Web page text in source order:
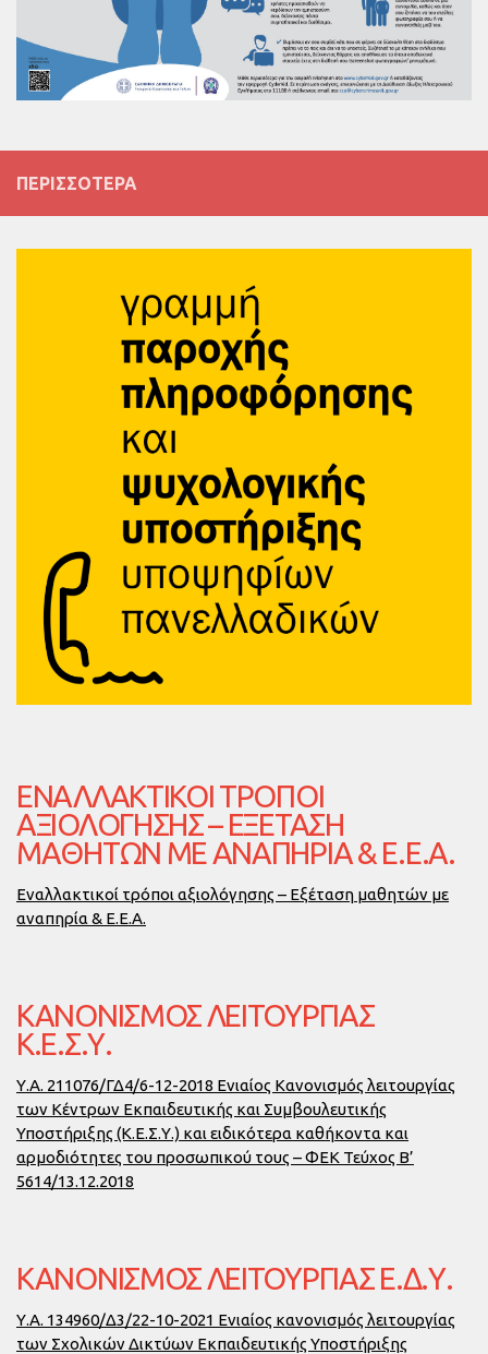
ΠΕΡΙΣΣΌΤΕΡΑ
ΕΝΑΛΛΑΚΤΙΚΟΊ ΤΡΌΠΟΙ
ΑΞΙΟΛΌΓΗΣΗΣ – ΕΞΈΤΑΣΗ
ΜΑΘΗΤΏΝ ΜΕ ΑΝΑΠΗΡΊΑ & Ε.Ε.Α.
Εναλλακτικοί τρόποι αξιολόγησης – Εξέταση μαθητών με
αναπηρία & Ε.Ε.Α.
ΚΑΝΟΝΙΣΜΌΣ ΛΕΙΤΟΥΡΓΊΑΣ
Κ.Ε.Σ.Υ.
Υ.Α. 211076/ΓΔ4/6-12-2018 Ενιαίος Κανονισμός λειτουργίας
των Κέντρων Εκπαιδευτικής και Συμβουλευτικής
Υποστήριξης (Κ.Ε.Σ.Υ.) και ειδικότερα καθήκοντα και
αρμοδιότητες του προσωπικού τους – ΦΕΚ Τεύχος Β’
5614/13.12.2018
ΚΑΝΟΝΙΣΜΌΣ ΛΕΙΤΟΥΡΓΊΑΣ Ε.Δ.Υ.
Υ.Α. 134960/Δ3/22-10-2021 Ενιαίος κανονισμός λειτουργίας
των Σχολικών Δικτύων Εκπαιδευτικής Υποστήριξης